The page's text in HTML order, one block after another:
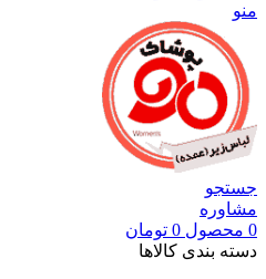
منو
جستجو
مشاوره
0 محصول 0 تومان
دسته بندی کالاها